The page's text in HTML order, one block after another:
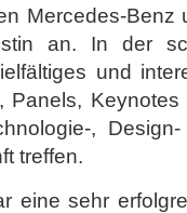
Mercedes-Benz
an. In der
und
Panels,
,
treffen.
eine sehr